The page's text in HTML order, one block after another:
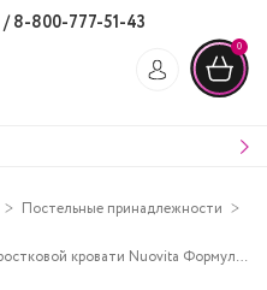
/8-800-777-51-43
0
Постельные принадлежности
Комплект постельного белья для подростковой кровати Nuovita Формула 2 (2 предмета)